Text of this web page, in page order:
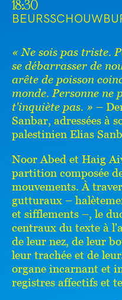
18:30
« Ne sois pas triste.
se débarrasser de
arête de poisson
monde. Personne
t'inquiète pas. » –
Sanbar, adressées à
palestinien Elias
Noor Abed et Haig
partition composée
mouvements. À
gutturaux –
et sifflements –, le
centraux du texte à
de leur nez, de leur
leur trachée et de
organe incarnant et
registres affectifs et